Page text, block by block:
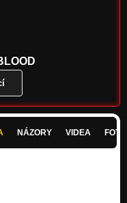
NÁZORY VIDEA